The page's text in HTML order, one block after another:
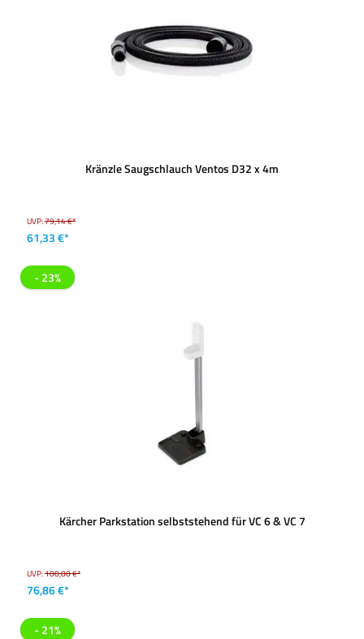
Kränzle Saugschlauch Ventos D32 x 4m
UVP:79,14 €*
61,33 €*
- 23%
Kärcher Parkstation selbststehend für VC 6 & VC 7
UVP:100,00 €*
76,86 €*
- 21%